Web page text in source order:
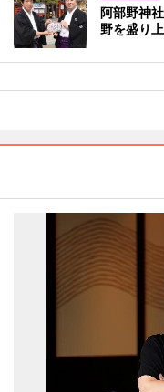
阿部野神
野を盛り